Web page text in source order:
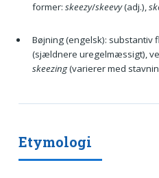
former: skeezy/skeevy(adj.),
Bøjning (engelsk): substantiv
(sjældnere uregelmæssigt),
skeezing(varierer med
Etymologi